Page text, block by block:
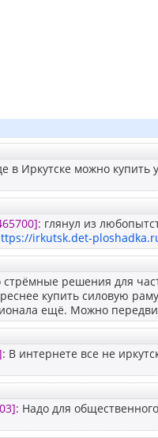
в Иркутске можно купить
: глянул из
irkutsk.det-
стрёмные решения для
купить силовую
ещё. Можно
: В интернете все не
: Надо для